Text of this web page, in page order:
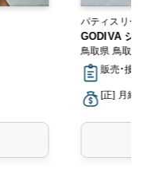
パティスリー・
GODIVA シャ
鳥取県 鳥取市
販売・接客
[正] 月給